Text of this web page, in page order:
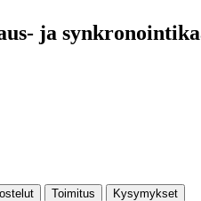
ja
Toimitus Kysymykset